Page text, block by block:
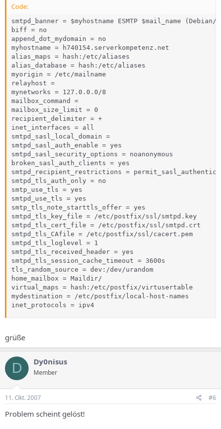
Code:
smtpd_banner = $myhostname ESMTP $mail_name (Debian/
biff = no
append_dot_mydomain = no
myhostname = h740154.serverkompetenz.net
alias_maps = hash:/etc/aliases
alias_database = hash:/etc/aliases
myorigin = /etc/mailname
relayhost =
mynetworks = 127.0.0.0/8
mailbox_command =
mailbox_size_limit = 0
recipient_delimiter = +
inet_interfaces = all
smtpd_sasl_local_domain =
smtpd_sasl_auth_enable = yes
smtpd_sasl_security_options = noanonymous
broken_sasl_auth_clients = yes
smtpd_recipient_restrictions =
smtpd_tls_auth_only = no
smtp_use_tls = yes
smtpd_use_tls = yes
smtp_tls_note_starttls_offer = yes
smtpd_tls_key_file = /etc/postfix/ssl/smtpd.key
smtpd_tls_cert_file = /etc/postfix/ssl/smtpd.crt
smtpd_tls_CAfile = /etc/postfix/ssl/cacert.pem
smtpd_tls_loglevel = 1
smtpd_tls_received_header = yes
smtpd_tls_session_cache_timeout = 3600s
tls_random_source = dev:/dev/urandom
home_mailbox = Maildir/
virtual_maps = hash:/etc/postfix/virtusertable
mydestination = /etc/postfix/local-host-names
inet_protocols = ipv4
grüße
D Dy0nisus
Member
11. Okt. 2007 #6
Problem scheint gelöst!